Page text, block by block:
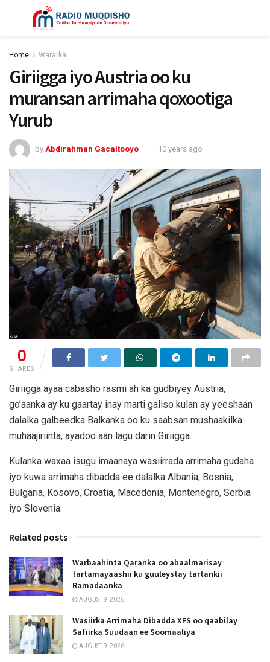
Home Wararka
Giriigga iyo Austria oo ku
muransan arrimaha qoxootiga
Yurub
by Abdirahman Gacaltooyo 10 years ago
0
SHARES
Giriigga ayaa cabasho rasmi ah ka gudbiyey Austria,
go’aanka ay ku gaartay inay marti galiso kulan ay yeeshaan
dalalka galbeedka Balkanka oo ku saabsan mushaakilka
muhaajiriinta, ayadoo aan lagu darin Giriigga.
Kulanka waxaa isugu imaanaya wasiirrada arrimaha gudaha
iyo kuwa arrimaha dibadda ee dalalka Albania, Bosnia,
Bulgaria, Kosovo, Croatia, Macedonia, Montenegro, Serbia
iyo Slovenia.
Related posts
Warbaahinta Qaranka oo abaalmarisay
tartamayaashii ku guuleystay tartankii
Ramadaanka
AUGUST 9, 2026
Wasiirka Arrimaha Dibadda XFS oo qaabilay
Safiirka Suudaan ee Soomaaliya
AUGUST 9, 2026